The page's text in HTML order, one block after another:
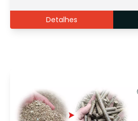
Detalhes